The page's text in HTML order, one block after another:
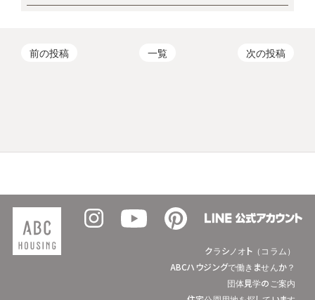
前の投稿 一覧 次の投稿
クラシノオト（コラム）
ABCハウジングで働きませんか？
団体見学のご案内